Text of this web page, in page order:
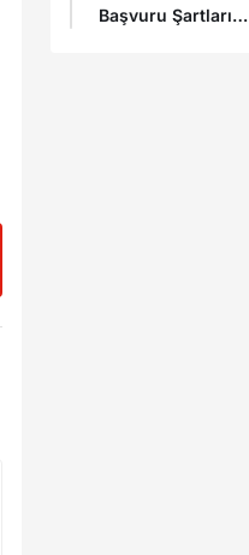
Başvuru Şartları